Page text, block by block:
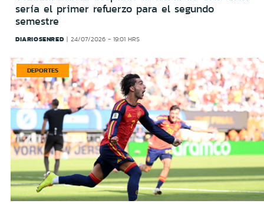
sería el primer refuerzo para el segundo
semestre
DIARIOSENRED 24/07/2026 - 19:01 HRS
DEPORTES